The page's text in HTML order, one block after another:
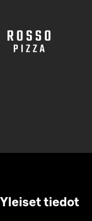
Yleiset tiedot